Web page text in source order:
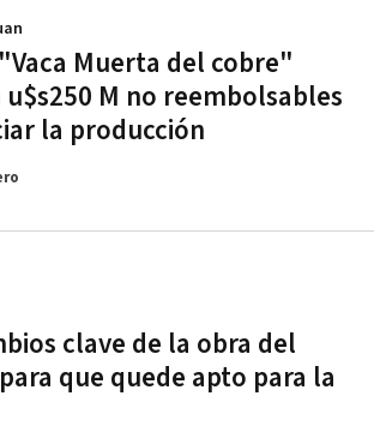
Muerta del cobre"
M no reembolsables
la producción
clave de la obra del
que quede apto para la